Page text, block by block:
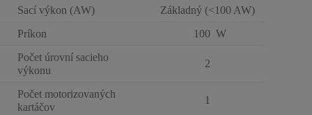
Sací výkon (AW)
Základný (<100 AW)
Príkon
100 W
Počet úrovní sacieho
výkonu
2
Počet motorizovaných
kartáčov
1